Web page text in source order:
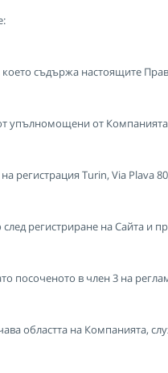
съдържа настоящите
упълномощени от
регистрация Turin, Via Plava
регистриране на Сайта и
посоченото в член 3 на
областта на Компанията,